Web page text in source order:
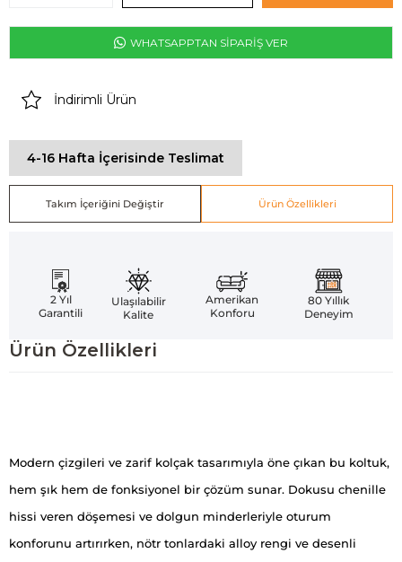
WHATSAPPTAN SİPARİŞ VER
İndirimli Ürün
4-16 Hafta İçerisinde Teslimat
Takım İçeriğini Değiştir Ürün Özellikleri
2 Yıl
Garantili
Ulaşılabilir
Kalite
Amerikan
Konforu
80 Yıllık
Deneyim
Ürün Özellikleri
Modern çizgileri ve zarif kolçak tasarımıyla öne çıkan bu koltuk,
hem şık hem de fonksiyonel bir çözüm sunar. Dokusu chenille
hissi veren döşemesi ve dolgun minderleriyle oturum
konforunu artırırken, nötr tonlardaki alloy rengi ve desenli